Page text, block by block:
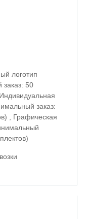
логотип
50
заказ:
, Графическая